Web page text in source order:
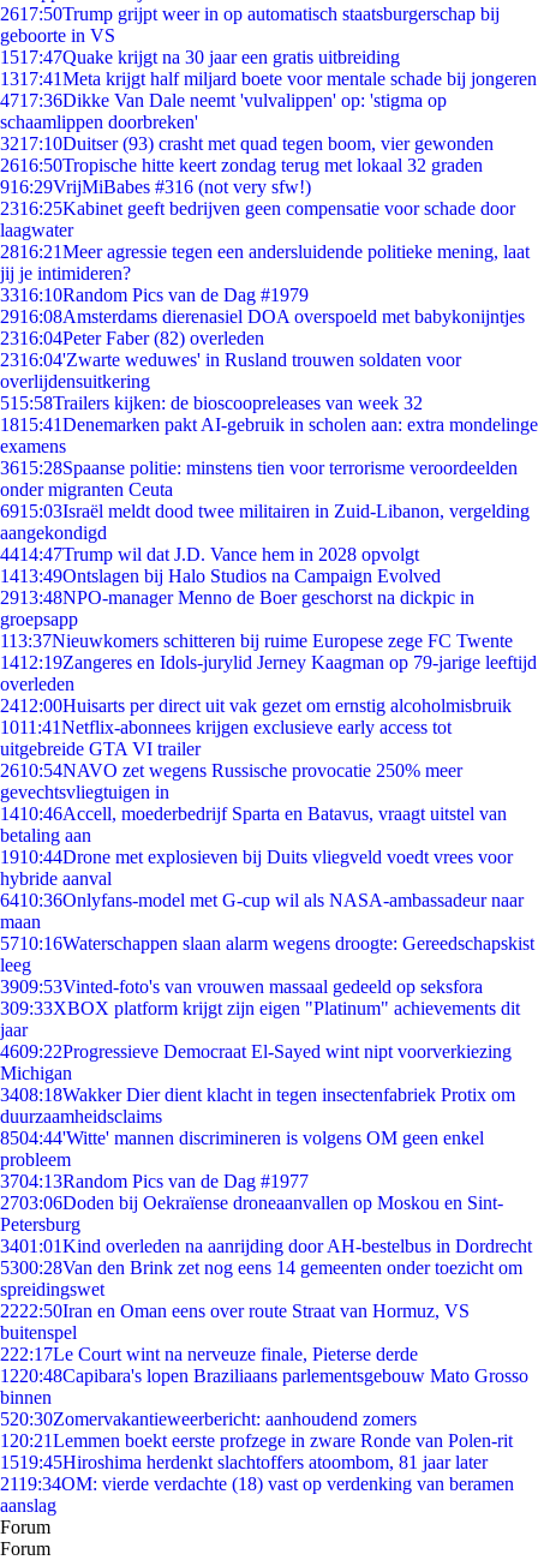
2617:50Trump grijpt weer in op automatisch staatsburgerschap bij
geboorte in VS
1517:47Quake krijgt na 30 jaar een gratis uitbreiding
1317:41Meta krijgt half miljard boete voor mentale schade bij jongeren
4717:36Dikke Van Dale neemt 'vulvalippen' op: 'stigma op
schaamlippen doorbreken'
3217:10Duitser (93) crasht met quad tegen boom, vier gewonden
2616:50Tropische hitte keert zondag terug met lokaal 32 graden
916:29VrijMiBabes #316 (not very sfw!)
2316:25Kabinet geeft bedrijven geen compensatie voor schade door
laagwater
2816:21Meer agressie tegen een andersluidende politieke mening, laat
jij je intimideren?
3316:10Random Pics van de Dag #1979
2916:08Amsterdams dierenasiel DOA overspoeld met babykonijntjes
2316:04Peter Faber (82) overleden
2316:04'Zwarte weduwes' in Rusland trouwen soldaten voor
overlijdensuitkering
515:58Trailers kijken: de bioscoopreleases van week 32
1815:41Denemarken pakt AI-gebruik in scholen aan: extra mondelinge
examens
3615:28Spaanse politie: minstens tien voor terrorisme veroordeelden
onder migranten Ceuta
6915:03Israël meldt dood twee militairen in Zuid-Libanon, vergelding
aangekondigd
4414:47Trump wil dat J.D. Vance hem in 2028 opvolgt
1413:49Ontslagen bij Halo Studios na Campaign Evolved
2913:48NPO-manager Menno de Boer geschorst na dickpic in
groepsapp
113:37Nieuwkomers schitteren bij ruime Europese zege FC Twente
1412:19Zangeres en Idols-jurylid Jerney Kaagman op 79-jarige leeftijd
overleden
2412:00Huisarts per direct uit vak gezet om ernstig alcoholmisbruik
1011:41Netflix-abonnees krijgen exclusieve early access tot
uitgebreide GTA VI trailer
2610:54NAVO zet wegens Russische provocatie 250% meer
gevechtsvliegtuigen in
1410:46Accell, moederbedrijf Sparta en Batavus, vraagt uitstel van
betaling aan
1910:44Drone met explosieven bij Duits vliegveld voedt vrees voor
hybride aanval
6410:36Onlyfans-model met G-cup wil als NASA-ambassadeur naar
maan
5710:16Waterschappen slaan alarm wegens droogte: Gereedschapskist
leeg
3909:53Vinted-foto's van vrouwen massaal gedeeld op seksfora
309:33XBOX platform krijgt zijn eigen "Platinum" achievements dit
jaar
4609:22Progressieve Democraat El-Sayed wint nipt voorverkiezing
Michigan
3408:18Wakker Dier dient klacht in tegen insectenfabriek Protix om
duurzaamheidsclaims
8504:44'Witte' mannen discrimineren is volgens OM geen enkel
probleem
3704:13Random Pics van de Dag #1977
2703:06Doden bij Oekraïense droneaanvallen op Moskou en Sint-
Petersburg
3401:01Kind overleden na aanrijding door AH-bestelbus in Dordrecht
5300:28Van den Brink zet nog eens 14 gemeenten onder toezicht om
spreidingswet
2222:50Iran en Oman eens over route Straat van Hormuz, VS
buitenspel
222:17Le Court wint na nerveuze finale, Pieterse derde
1220:48Capibara's lopen Braziliaans parlementsgebouw Mato Grosso
binnen
520:30Zomervakantieweerbericht: aanhoudend zomers
1 20:21Lemmen boekt eerste profzege in zware Ronde van Polen-rit
1519:45Hiroshima herdenkt slachtoffers atoombom, 81 jaar later
2119:34OM: vierde verdachte (18) vast op verdenking van beramen
aanslag
Forum
Forum